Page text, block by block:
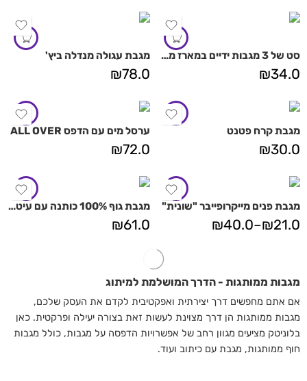
סט של 3 מגבות ידיים במארז מתכת
₪34.0
מגבת עגולה מנדלה ביץ'
₪78.0
מגבת קרח פטנט
₪30.0
ערסל מים עם הדפס ALL OVER
₪72.0
מגבת פנים מייקרופייבר "שונית"
₪21.0
–
₪40.0
מגבת גוף 100% כותנה עם עיטור "אדווה"
₪61.0
מגבות ממותגות - הדרך המושלמת למיתוג
אם אתם מחפשים דרך יצירתית ואפקטיבית לקדם את העסק שלכם,
מגבות ממותגות הן דרך מצוינת לעשות זאת בצורה יעילה ופרקטית. כאן
בלוניטק מציעים מגוון רחב של אפשרויות הדפסה על מגבות, כולל מגבות
חוף ממותגות, מגבת עם כיתוב ועוד.